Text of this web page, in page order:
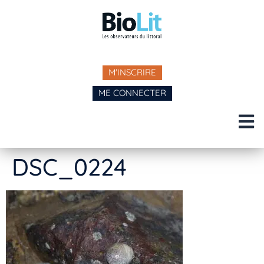
M'INSCRIRE
ME CONNECTER
DSC_0224